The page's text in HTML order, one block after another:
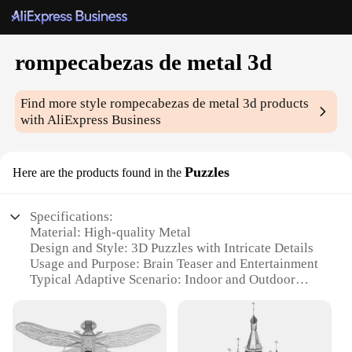
rompecabezas de metal 3d
Find more stylerompecabezas de metal 3d products
with AliExpress Business
Here are the products found in the Puzzles
Specifications:
Material: High-quality Metal
Design and Style: 3D Puzzles with Intricate Details
Usage and Purpose: Brain Teaser and Entertainment
Typical Adaptive Scenario: Indoor and Outdoor
Shape or Size or Weight or Quantity: Various Sets
Available
Performance and Property: Durable and Long-